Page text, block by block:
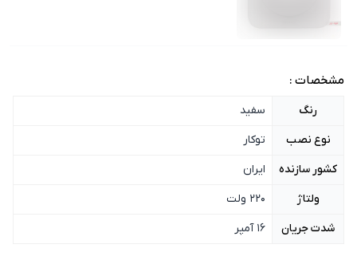
مشخصات :
رنگ
سفید
نوع نصب
توکار
کشور سازنده
ایران
ولتاژ
220 ولت
شدت جریان
16 آمپر